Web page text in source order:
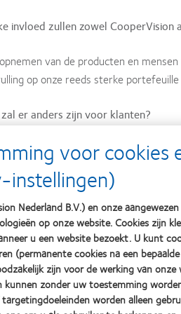
invloed zullen zowel CooperVision
van de producten en
op onze reeds sterke
er anders zijn voor klanten?
zullen toegang hebben tot de
bron. Door de producten van
waarin zij op dit moment nog niet
klanten op dit moment iets
dienen de manier waarop zij
producten van Sauflon nog
voor
instellingen)
Nederland B.V.) en onze
op onze website. Cookies zijn
u een website bezoekt. U kunt
(permanente cookies na een
zijn voor de werking van onze
kunnen zonder uw toestemming
worden alleen